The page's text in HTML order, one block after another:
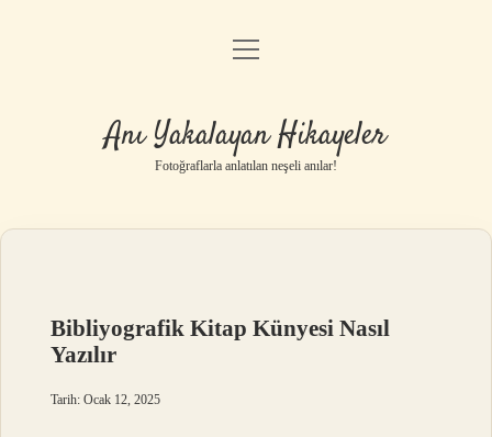
Anasayfa
Yasal Uyarı
menüyü
Anı Yakalayan Hikayeler
Fotoğraflarla anlatılan neşeli anılar!
Bibliyografik Kitap Künyesi Nasıl
Yazılır
Tarih: Ocak 12, 2025